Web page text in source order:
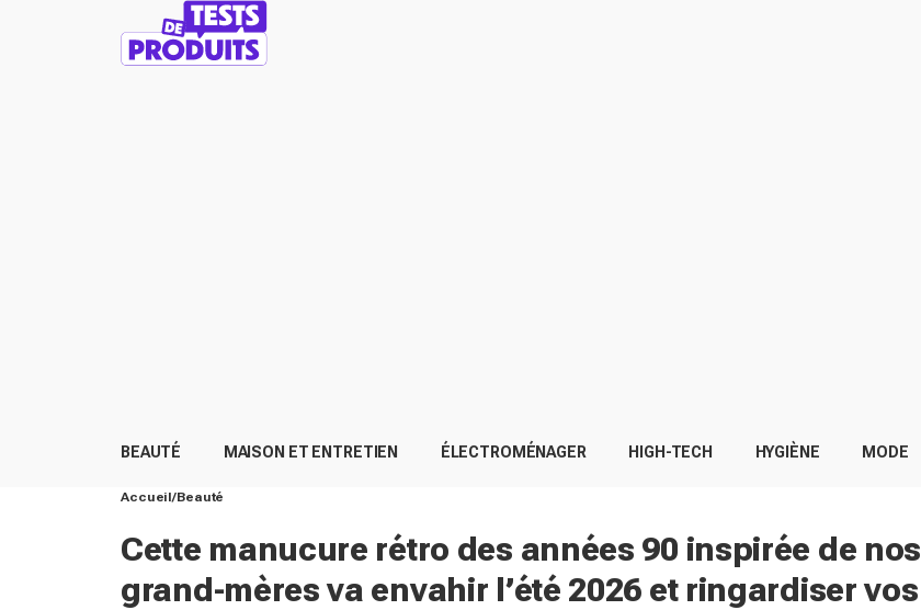
BEAUTÉ MAISON ET ENTRETIEN ÉLECTROMÉNAGER HIGH-TECH HYGIÈNE MODE
Accueil Beauté
Cette manucure rétro des années 90 inspirée de nos
grand-mères va envahir l’été 2026 et ringardiser vos